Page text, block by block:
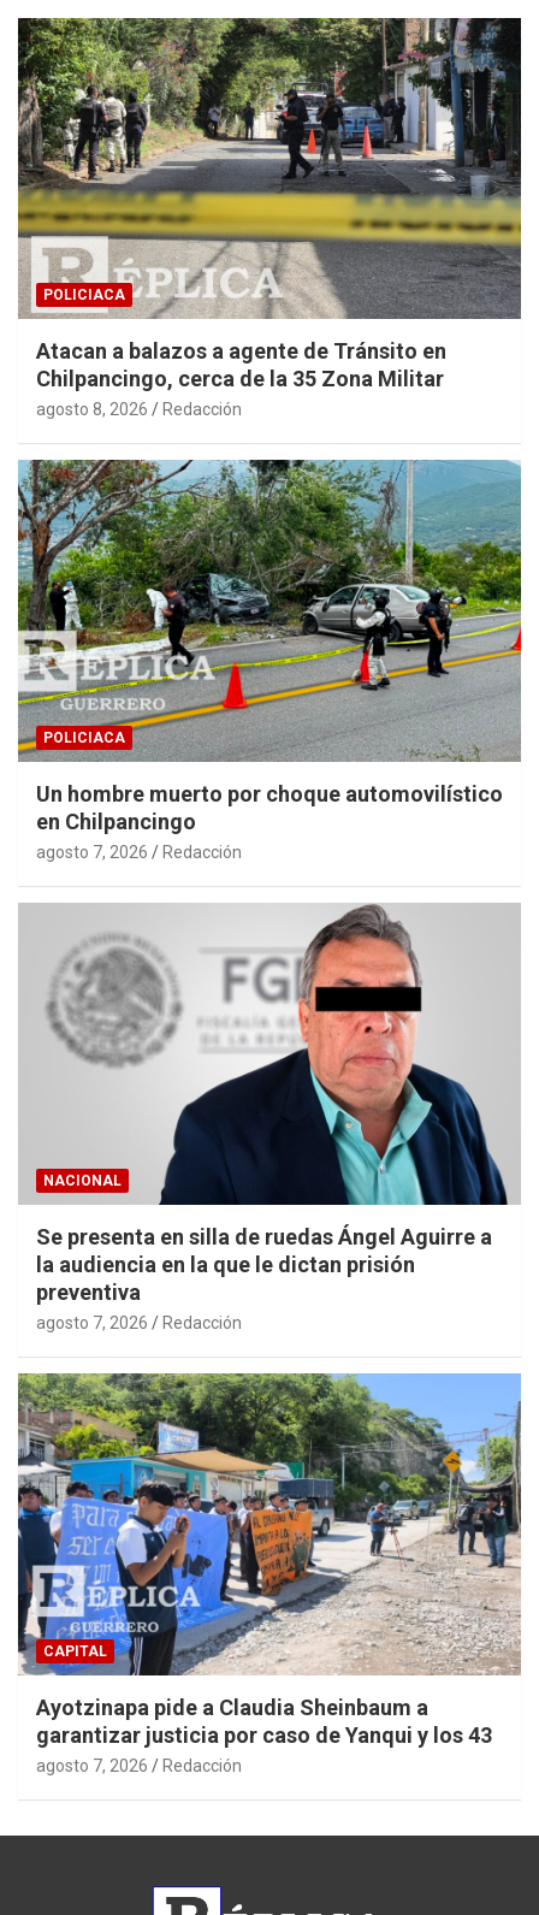
POLICIACA
Atacan a balazos a agente de Tránsito en
Chilpancingo, cerca de la 35 Zona Militar
agosto 8, 2026 Redacción
POLICIACA
Un hombre muerto por choque automovilístico
en Chilpancingo
agosto 7, 2026 Redacción
NACIONAL
Se presenta en silla de ruedas Ángel Aguirre a
la audiencia en la que le dictan prisión
preventiva
agosto 7, 2026 Redacción
CAPITAL
Ayotzinapa pide a Claudia Sheinbaum a
garantizar justicia por caso de Yanqui y los 43
agosto 7, 2026 Redacción